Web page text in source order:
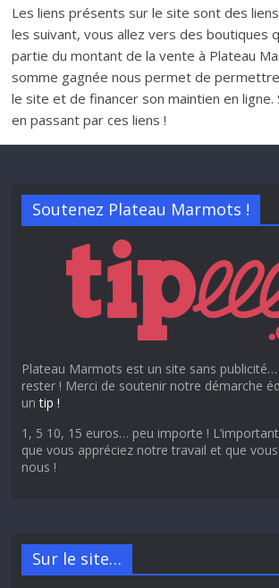
Les liens présents sur le site sont des
les suivant, vous allez vers des boutiques
partie du montant de la vente à Plateau
somme gagnée nous permet de
le site et de financer son maintien en ligne.
en passant par ces liens !
Soutenez Plateau Marmots !
Plateau Marmots est un site sans
rester ! Merci de soutenir notre démarche
untip !
1, 5 10, 15 euros… peu importe !
que vous appréciez notre travail et que
nous !
Sur le site…